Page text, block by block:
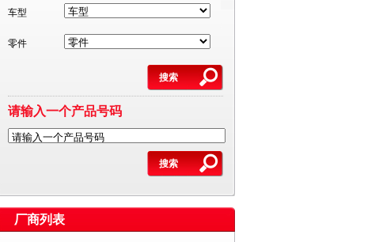
车型
零件
请输入一个产品号码
请输入一个产品号码
厂商列表